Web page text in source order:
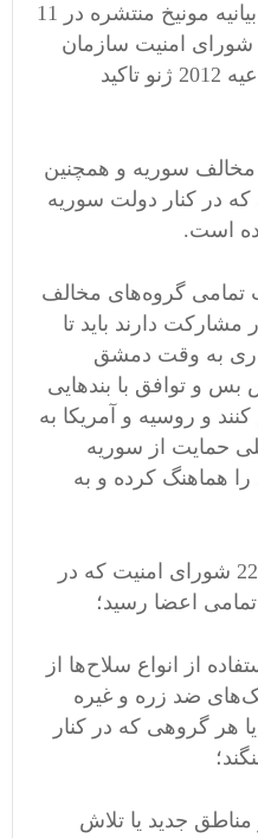
ملل و با هدف اجرای کامل بیانیه مونیخ منتشره در 11
فوریه 2016، قطعنامه 2254 شورای امنیت سازمان
ملل، بیانیه‌ 2015 وین و اطلاعیه 2012 ژنو تاکید
مخالف سوریه و همچنین
در کنار دولت سوریه
است.
تمامی گروه‌های مخالف
دارند باید تا
فوریه جاری به وقت دمشق
و توافق با بندهایی
و روسیه و آمریکا به
حمایت از سوریه
هماهنگ کرده و به
1- اجرای کامل قطعنامه 2254 شورای امنیت که در
از انواع سلاح‌ها از
ضد زره و غیره
هر گروهی که در کنار
جدید یا تلاش